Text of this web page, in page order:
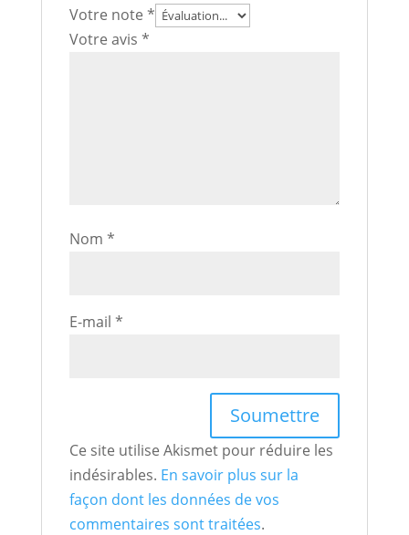
Votre note *
Votre avis *
Nom *
E-mail *
Ce site utilise Akismet pour réduire les
indésirables. En savoir plus sur la
façon dont les données de vos
commentaires sont traitées.